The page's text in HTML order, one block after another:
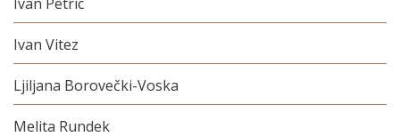
Ivan Vitez
Ljiljana Borovečki-Voska
Melita Rundek